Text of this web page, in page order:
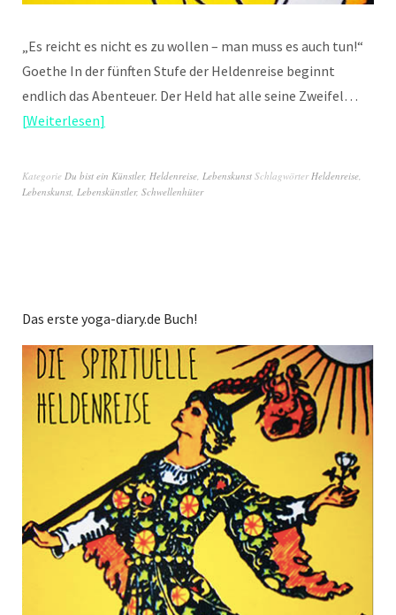
„Es reicht es nicht es zu wollen – man muss es auch tun!“
Goethe In der fünften Stufe der Heldenreise beginnt
endlich das Abenteuer. Der Held hat alle seine Zweifel…
Weiterlesen
Kategorie Du bist ein Künstler, Heldenreise, Lebenskunst SchlagwörterHeldenreise,
Lebenskunst, Lebenskünstler, Schwellenhüter
Das erste yoga-diary.de Buch!